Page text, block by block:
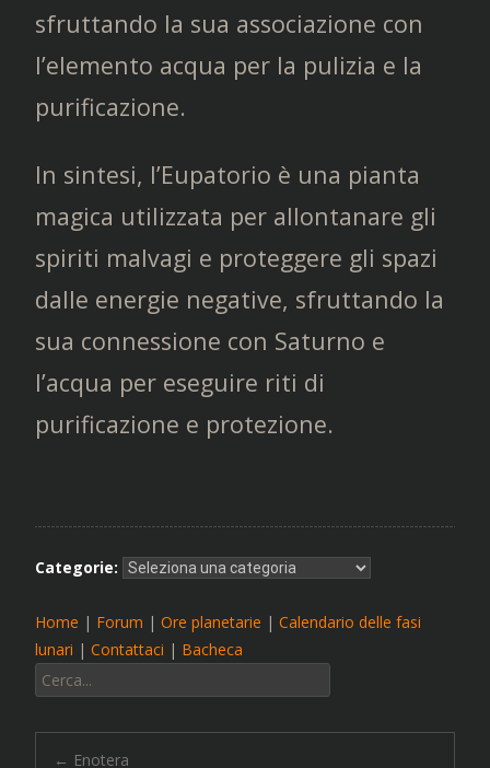
sfruttando la sua associazione con
l’elemento acqua per la pulizia e la
purificazione.
In sintesi, l’Eupatorio è una pianta
magica utilizzata per allontanare gli
spiriti malvagi e proteggere gli spazi
dalle energie negative, sfruttando la
sua connessione con Saturno e
l’acqua per eseguire riti di
purificazione e protezione.
Categorie:
Home | Forum | Ore planetarie | Calendario delle fasi
lunari | Contattaci | Bacheca
Cerca:
← Enotera